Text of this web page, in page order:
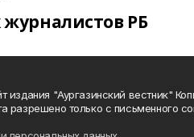
РБ
"Аургазинский вестник"
разрешено только с письменного